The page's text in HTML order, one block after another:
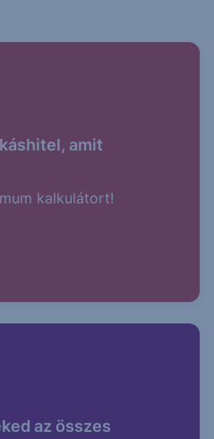
amit
kalkulátort!
az összes